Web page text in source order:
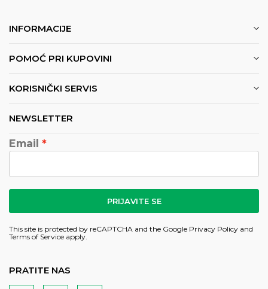
INFORMACIJE
POMOĆ PRI KUPOVINI
KORISNIČKI SERVIS
NEWSLETTER
Email
PRIJAVITE SE
This site is protected by reCAPTCHA and the Google Privacy Policy and
Terms of Service apply.
PRATITE NAS